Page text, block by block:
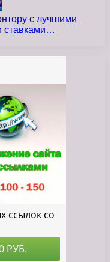
с лучшими
ставками…